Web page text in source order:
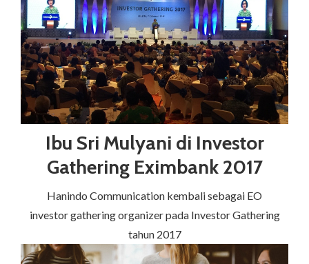
Ibu Sri Mulyani di Investor
Gathering Eximbank 2017
Hanindo Communication kembali sebagai EO
investor gathering organizer pada Investor Gathering
tahun 2017